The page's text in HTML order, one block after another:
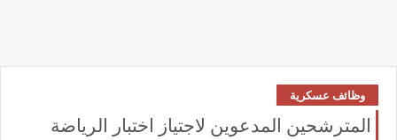
وظائف عسكرية
المترشحين المدعوين لاجتياز اختبار الرياضة